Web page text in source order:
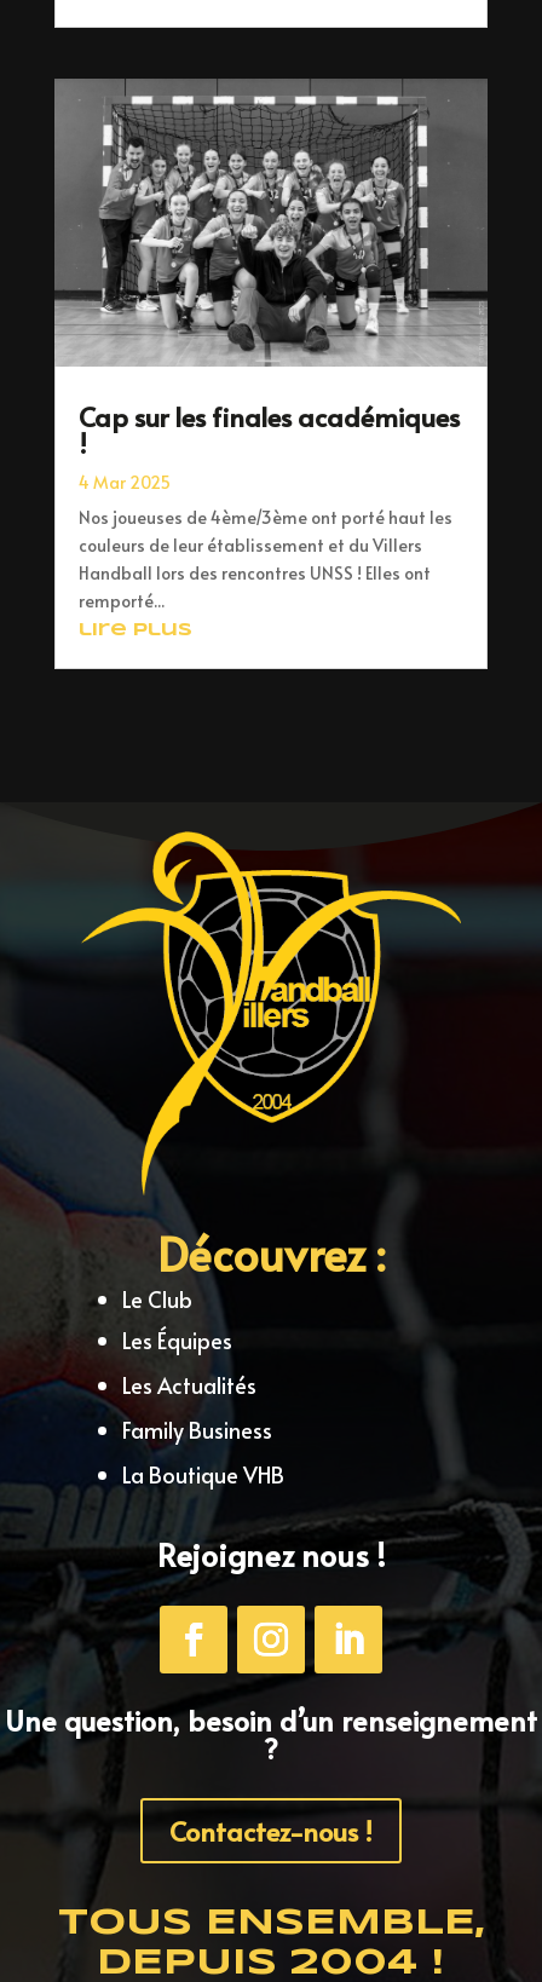
Cap sur les finales académiques
!
4 Mar 2025
Nos joueuses de 4ème/3ème ont porté haut les
couleurs de leur établissement et du Villers
Handball lors des rencontres UNSS ! Elles ont
remporté...
lire plus
Découvrez :
Le Club
Les Équipes
Les Actualités
Family Business
La Boutique VHB
Rejoignez nous !
Une question, besoin d’un renseignement
?
Contactez-nous !
TOUS ENSEMBLE,
DEPUIS 2004 !